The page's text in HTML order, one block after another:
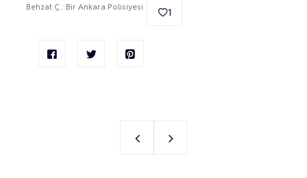
Behzat Ç.: Bir Ankara Polisiyesi
1